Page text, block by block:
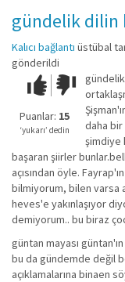
gündelik dilin
Kalıcı bağlantı üstübal
gönderildi
Çok iyi!O
kadar
iyi
değil!
Puanlar: 15
‘yukarı’ dedin
daha
şimdiye
başaran şiirler
açısından öyle.
bilmiyorum, bilen varsa
heves'e yakınlaşıyor
demiyorum.. bu biraz
güntan mayası
bu da gündemde değil
açıklamalarına binaen